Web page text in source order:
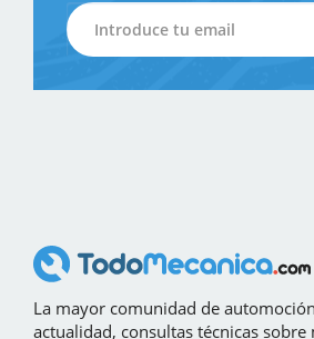
La mayor comunidad de
actualidad, consultas técnicas sobre